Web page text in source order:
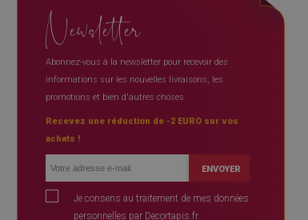
Newsletter
Abonnez-vous à la newsletter pour recevoir des
informations sur les nouvelles livraisons, les
promotions et bien d'autres choses
Recevez une réduction de -2 EURO sur vos
achats !
ENVOYER
Je consens au traitement de mes données
personnelles par Decortapis.fr